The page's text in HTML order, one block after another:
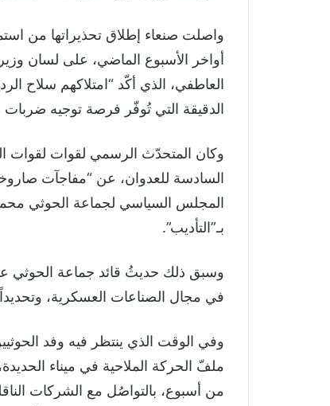
واصلت صنعاء إطلاق تحذيراتها من
أواخر الأسبوع الماضي، على لسان وزير
العاطفي، الذي أكّد “امتلاكهم سلاح
الدقيقة التي تُوفّر فرصة توجيه
وكان المتحدّث الرسمي لقوات لقوات
السادسة للعدوان، عن “مفاجآت
المجلس السياسي لجماعة الحوثي
بـ”التأديب”.
وسبق ذلك حديثُ قائد جماعة الحوثي
في مجال الصناعات العسكرية،
وفي الوقت الذي ينتظر فيه وفد
ملفّ الحركة الملاحية في ميناء
من أسبوع، بالتواصُل مع الشركات